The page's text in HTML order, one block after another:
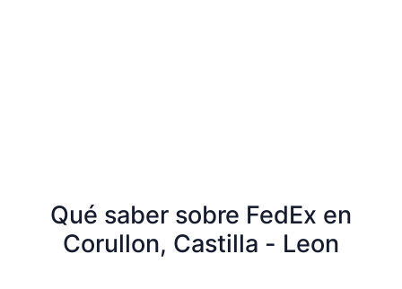
Qué saber sobre FedEx en
Corullon, Castilla - Leon